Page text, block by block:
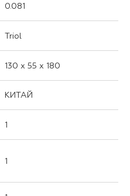
0.081
Triol
130 x 55 x 180
КИТАЙ
1
1